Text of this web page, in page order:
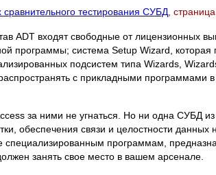
тестирования СУБД ,
ADT входят свободные от лицензионных
программы; система Setup Wizard, которая
подсистем типа Wizards,
с прикладными программами в
за ними не угнаться. Но ни одна СУБД из
обеспечения связи и целостности данных
специализированным программам,
занять свое место в вашем арсенале.